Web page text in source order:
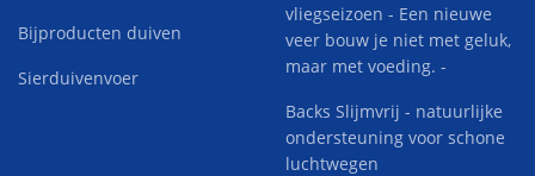
Bijproducten duiven
Sierduivenvoer
vliegseizoen - Een nieuwe
veer bouw je niet met geluk,
maar met voeding. -
Backs Slijmvrij - natuurlijke
ondersteuning voor schone
luchtwegen